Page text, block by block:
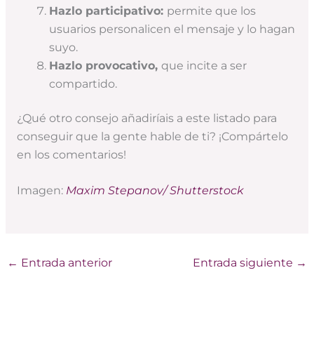
Hazlo participativo: permite que los
usuarios personalicen el mensaje y lo hagan
suyo.
Hazlo provocativo,que incite a ser
compartido.
¿Qué otro consejo añadiríais a este listado para
conseguir que la gente hable de ti? ¡Compártelo
en los comentarios!
Imagen: Maxim Stepanov/ Shutterstock
← Entrada anterior Entrada siguiente →